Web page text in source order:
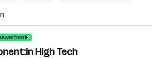
High Tech